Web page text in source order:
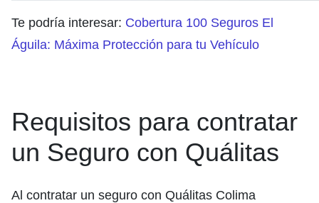
Te podría interesar: Cobertura 100 Seguros El
Águila: Máxima Protección para tu Vehículo
Requisitos para contratar
un Seguro con Quálitas
Al contratar un seguro con Quálitas Colima